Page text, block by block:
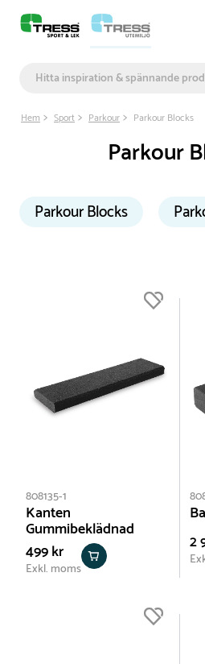
Hem Sport Parkour Parkour Blocks
Parkour
Parkour Blocks
808135-1
Kanten
Gummibeklädnad
499 kr
Exkl. moms
2